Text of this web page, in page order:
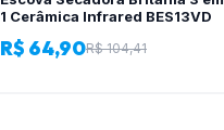
1 Cerâmica Infrared BES13VD
R$ 64,90R$ 104,41